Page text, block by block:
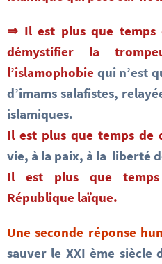
⇒ Il est plus que temps
démystifier la
l’islamophobie qui n’est
d’imams salafistes,
islamiques.
Il est plus que temps de
vie, à la paix, à la liberté
Il est plus que
République laïque.
Une seconde réponse
sauver le XXI ème siècle